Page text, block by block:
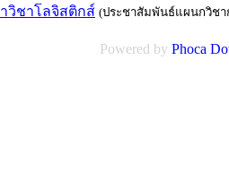
วิชาโลจิสติกส์ (ประชาสัมพันธ์แผนกวิช
Powered by Phoca